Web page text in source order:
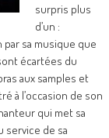
surpris plus
d’un :
par sa musique que
écartées du
aux samples et
à l’occasion de son
qui met sa
service de sa